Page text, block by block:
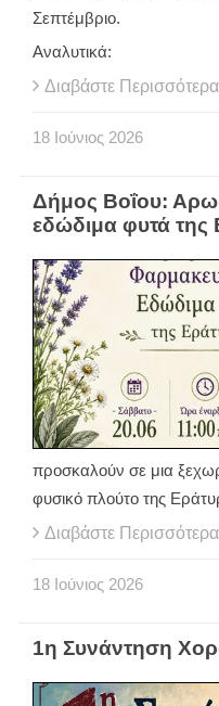
Σεπτέμβριο.
Αναλυτικά:
Διαβάστε Περισσότερα
18 Ιούνιος 2026
Δήμος Βοΐου:
εδώδιμα φυτά της
προσκαλούν σε μια
φυσικό πλούτο της
Διαβάστε Περισσότερα
18 Ιούνιος 2026
1η Συνάντηση